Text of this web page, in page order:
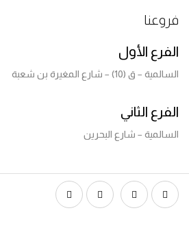
فروعنا
الفرع الأول
السالمية – ق (10) – شارع المغيرة بن شعبة
الفرع الثاني
السالمية – شارع البحرين